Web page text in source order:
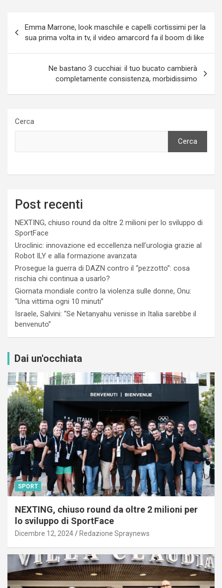
articoli
Emma Marrone, look maschile e capelli cortissimi per la
sua prima volta in tv, il video amarcord fa il boom di like
Ne bastano 3 cucchiai: il tuo bucato cambierà
completamente consistenza, morbidissimo
Cerca
Cerca
Post recenti
NEXTING, chiuso round da oltre 2 milioni per lo sviluppo di
SportFace
Uroclinic: innovazione ed eccellenza nell’urologia grazie al
Robot ILY e alla formazione avanzata
Prosegue la guerra di DAZN contro il “pezzotto”: cosa
rischia chi continua a usarlo?
Giornata mondiale contro la violenza sulle donne, Onu:
“Una vittima ogni 10 minuti”
Israele, Salvini: “Se Netanyahu venisse in Italia sarebbe il
benvenuto”
Dai un'occhiata
SPORT
NEXTING, chiuso round da oltre 2 milioni per
lo sviluppo di SportFace
Dicembre 12, 2024 Redazione Spraynews